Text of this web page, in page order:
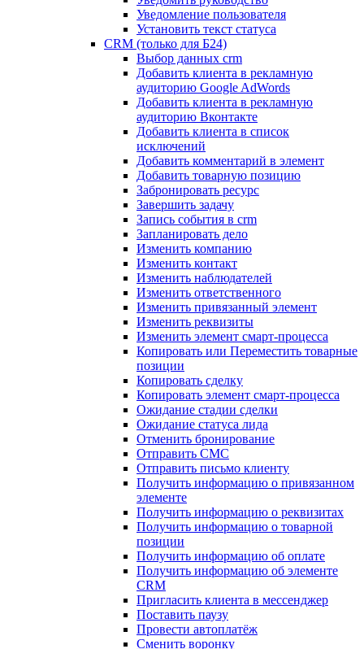
Уведомление пользователя
Установить текст статуса
CRM (только для Б24)
Выбор данных crm
Добавить клиента в рекламную
аудиторию Google AdWords
Добавить клиента в рекламную
аудиторию Вконтакте
Добавить клиента в список
исключений
Добавить комментарий в элемент
Добавить товарную позицию
Забронировать ресурс
Завершить задачу
Запись события в crm
Запланировать дело
Изменить компанию
Изменить контакт
Изменить наблюдателей
Изменить ответственного
Изменить привязанный элемент
Изменить реквизиты
Изменить элемент смарт-процесса
Копировать или Переместить товарные
позиции
Копировать сделку
Копировать элемент смарт-процесса
Ожидание стадии сделки
Ожидание статуса лида
Отменить бронирование
Отправить СМС
Отправить письмо клиенту
Получить информацию о привязанном
элементе
Получить информацию о реквизитах
Получить информацию о товарной
позиции
Получить информацию об оплате
Получить информацию об элементе
CRM
Пригласить клиента в мессенджер
Поставить паузу
Провести автоплатёж
Сменить воронку